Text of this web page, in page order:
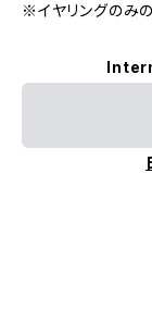
※イヤリングのみ